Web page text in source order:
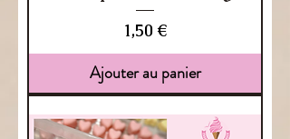
Prix
1,50 €
Ajouter au panier